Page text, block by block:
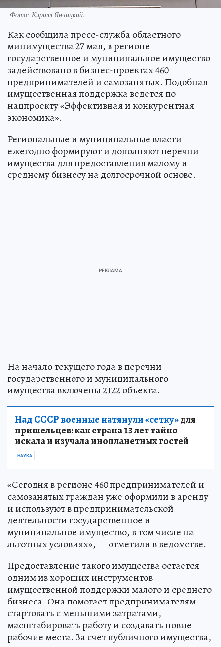
Фото: Кирилл Янчицкий.
Как сообщила пресс-служба областного
минимущества 27 мая, в регионе
государственное и муниципальное имущество
задействовано в бизнес-проектах 460
предпринимателей и самозанятых. Подобная
имущественная поддержка ведется по
нацпроекту «Эффективная и конкурентная
экономика».
Региональные и муниципальные власти
ежегодно формируют и дополняют перечни
имущества для предоставления малому и
среднему бизнесу на долгосрочной основе.
На начало текущего года в перечни
государственного и муниципального
имущества включены 2122 объекта.
Над СССР военные натянули «сетку»для
пришельцев: как страна 13 лет тайно
искала и изучала инопланетных гостей
НАУКА
«Сегодня в регионе 460 предпринимателей и
самозанятых граждан уже оформили в аренду
и используют в предпринимательской
деятельности государственное и
муниципальное имущество, в том числе на
льготных условиях», — отметили в ведомстве.
Предоставление такого имущества остается
одним из хороших инструментов
имущественной поддержки малого и среднего
бизнеса. Она помогает предпринимателям
стартовать с меньшими затратами,
масштабировать работу и создавать новые
рабочие места. За счет публичного имущества,